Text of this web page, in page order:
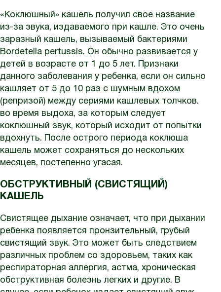
«Коклюшный» кашель получил свое название
из-за звука, издаваемого при кашле. Это очень
заразный кашель, вызываемый бактериями
Bordetella pertussis. Он обычно развивается у
детей в возрасте от 1 до 5 лет. Признаки
данного заболевания у ребенка, если он сильно
кашляет от 5 до 10 раз с шумным вдохом
(репризой) между сериями кашлевых толчков.
во время выдоха, за которым следует
коклюшный звук, который исходит от попытки
вдохнуть. После острого периода коклюша
кашель может сохраняться до нескольких
месяцев, постепенно угасая.
ОБСТРУКТИВНЫЙ (СВИСТЯЩИЙ)
КАШЕЛЬ
Свистящее дыхание означает, что при дыхании
ребенка появляется пронзительный, грубый
свистящий звук. Это может быть следствием
различных проблем со здоровьем, таких как
респираторная аллергия, астма, хроническая
обструктивная болезнь легких и другие. В